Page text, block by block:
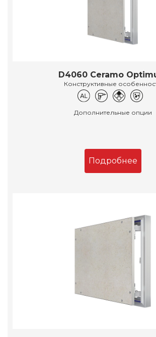
D4060 Ceramo
Конструктивные
Дополнительные опции
Подробнее